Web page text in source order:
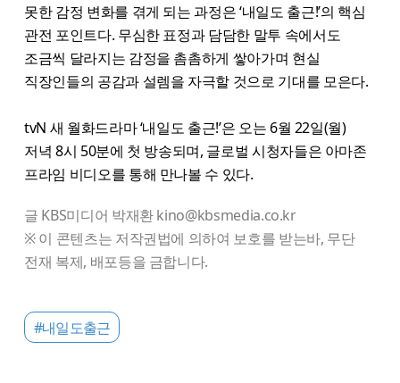
못한 감정 변화를 겪게 되는 과정은 ‘내일도 출근!’의 핵심
관전 포인트다. 무심한 표정과 담담한 말투 속에서도
조금씩 달라지는 감정을 촘촘하게 쌓아가며 현실
직장인들의 공감과 설렘을 자극할 것으로 기대를 모은다.
tvN 새 월화드라마 ‘내일도 출근!’은 오는 6월 22일(월)
저녁 8시 50분에 첫 방송되며, 글로벌 시청자들은 아마존
프라임 비디오를 통해 만나볼 수 있다.
글 KBS미디어 박재환 kino@kbsmedia.co.kr
※ 이 콘텐츠는 저작권법에 의하여 보호를 받는바, 무단
전재 복제, 배포등을 금합니다.
#내일도출근